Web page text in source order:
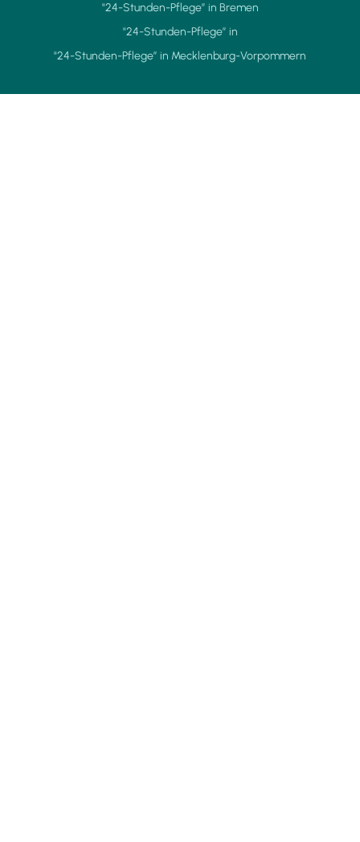
"24-Stunden-Pflege” in Bremen
"24-Stunden-Pflege” in
"24-Stunden-Pflege” in Mecklenburg-Vorpommern